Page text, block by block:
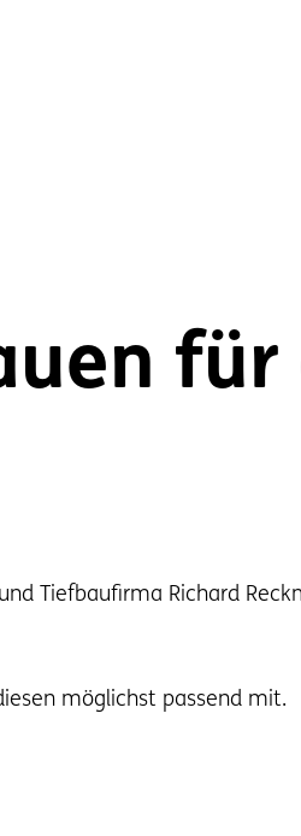
für
Tiefbaufirma Richard
möglichst passend mit.